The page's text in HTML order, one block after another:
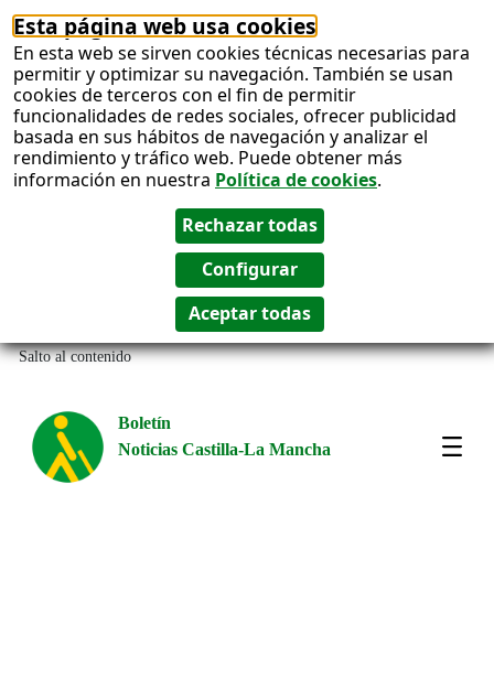
Esta página web usa cookies
En esta web se sirven cookies técnicas necesarias para
permitir y optimizar su navegación. También se usan
cookies de terceros con el fin de permitir
funcionalidades de redes sociales, ofrecer publicidad
basada en sus hábitos de navegación y analizar el
rendimiento y tráfico web. Puede obtener más
información en nuestra Política de cookies.
Salto al contenido
Boletín
Noticias Castilla-La Mancha